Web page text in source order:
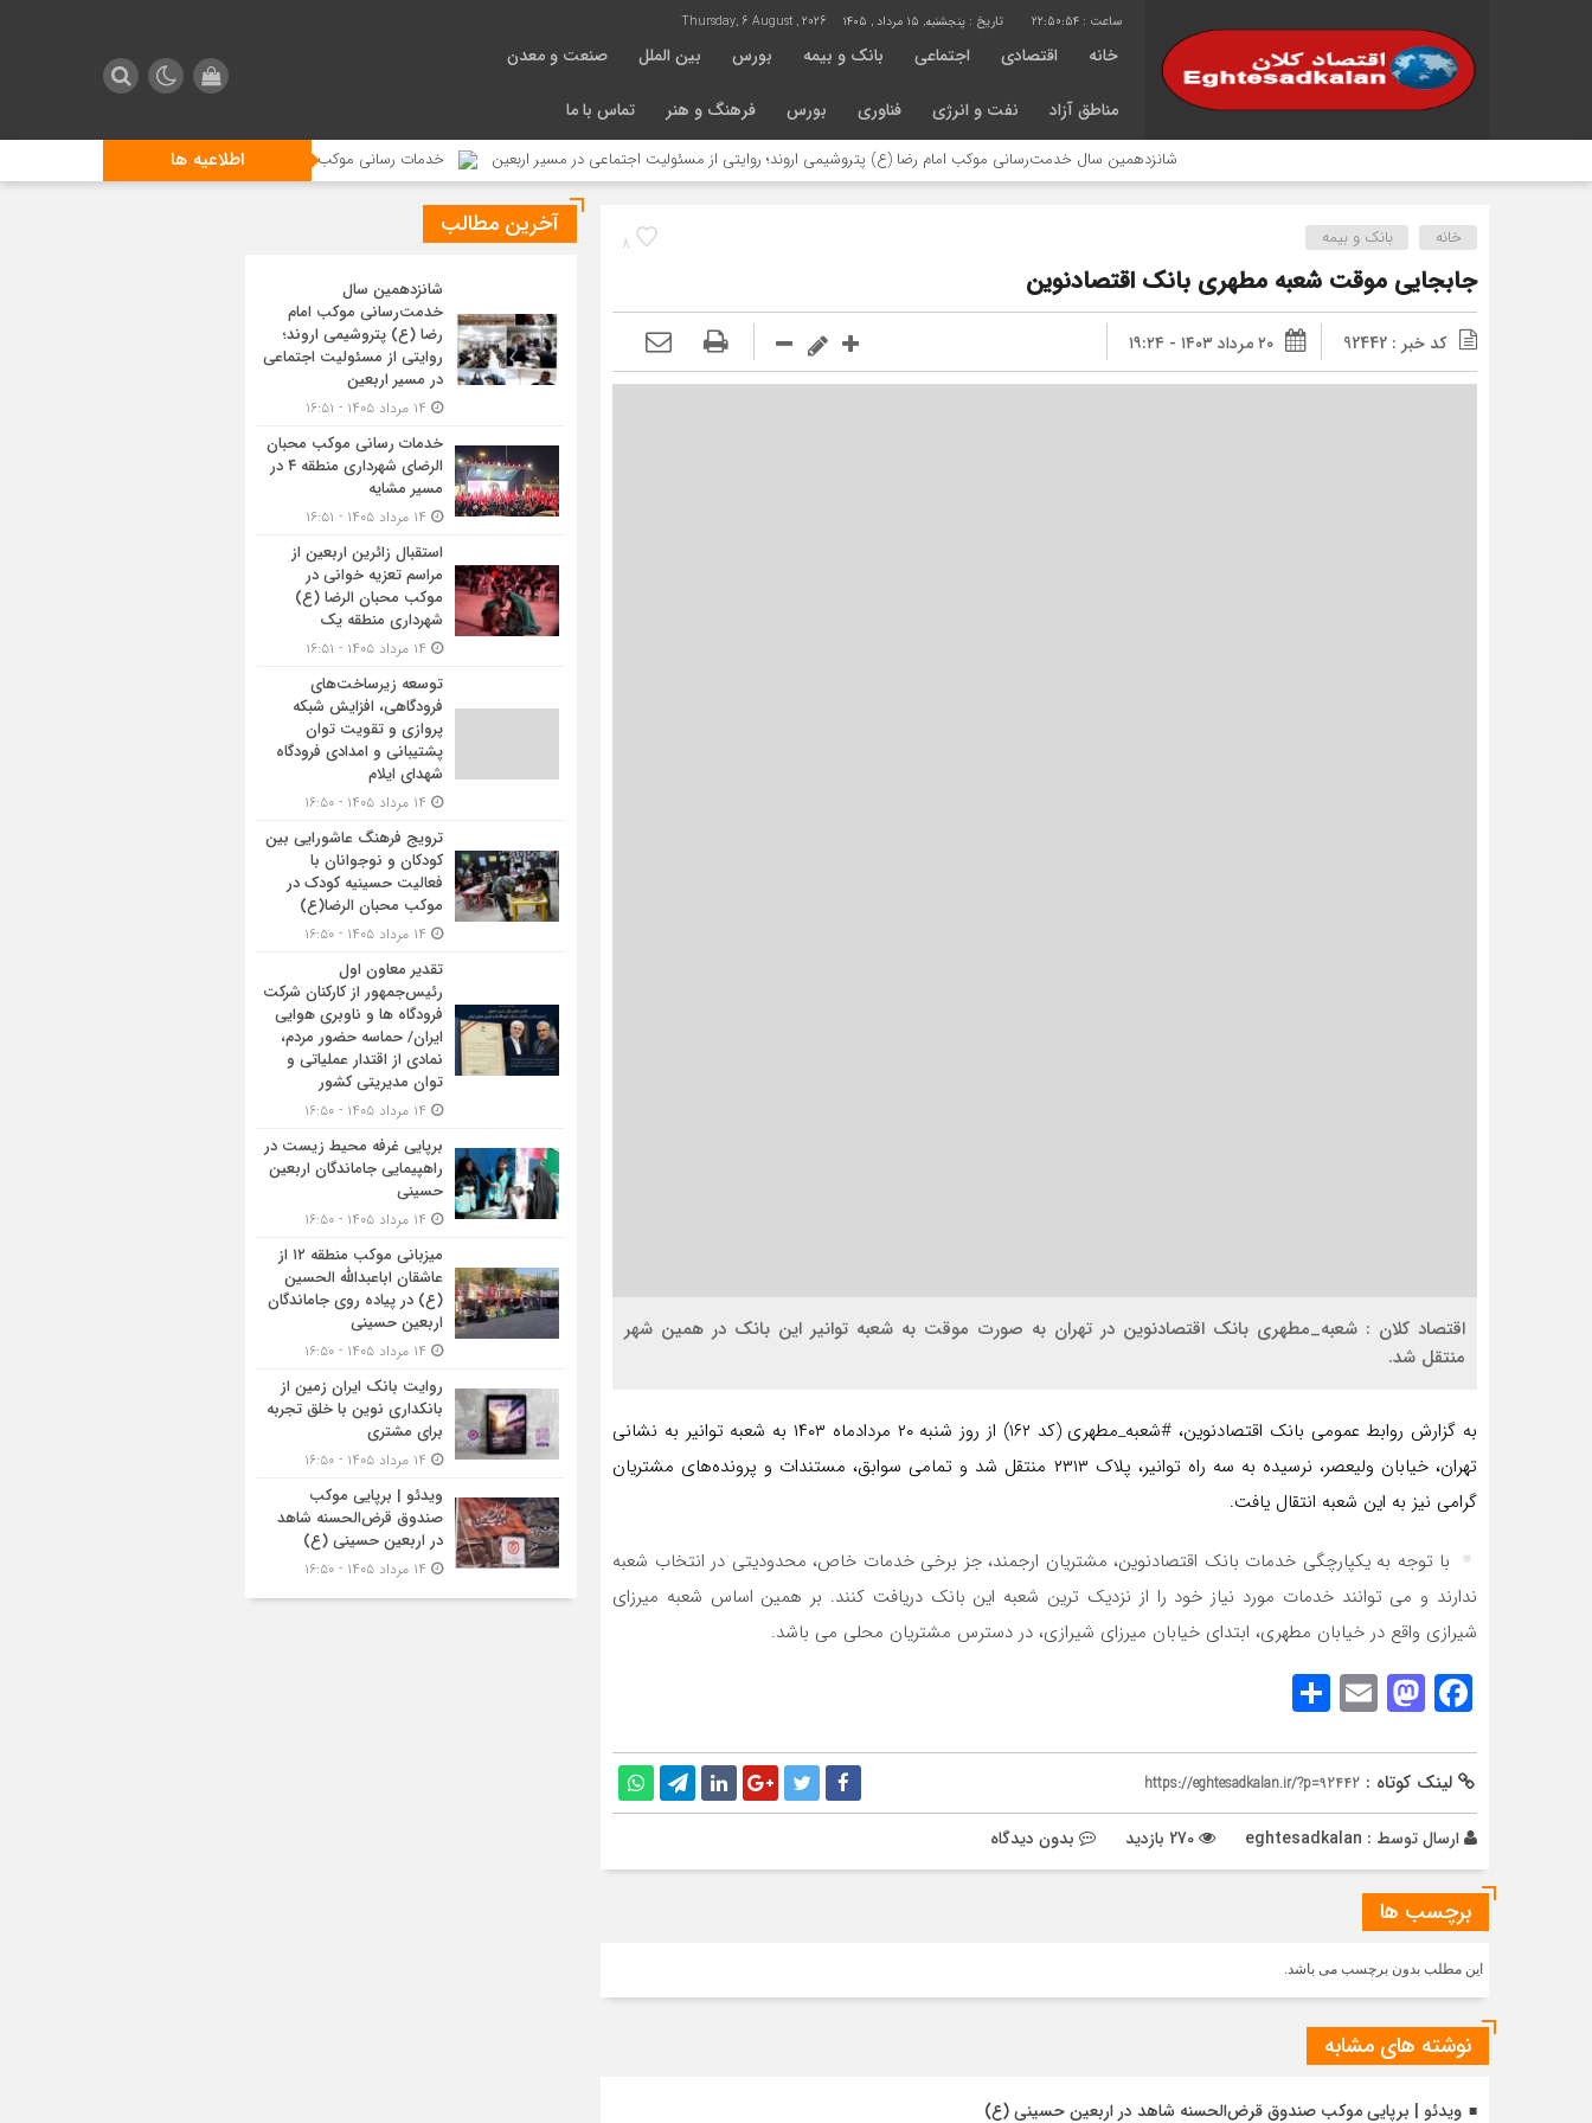
22:50:54 تاریخ : پنجشنبه, ۱۵ مرداد , ۱۴۰۵ Thursday, 6 August , 2026
خانه اقتصادی اجتماعی بانک و بیمه بورس بین الملل صنعت و معدن
مناطق آزاد نفت و انرژی فناوری بورس فرهنگ و هنر تماس با ما
اطلاعیه ها شانزدهمین سال خدمت‌رسانی موکب امام رضا (ع) پتروشیمی اروند؛ روایتی از مسئولیت اجتماعی در مسیر اربعین خدمات رسانی موکب محبان الرضای شهرداری منطقه ۴ در مسیر مشایه
8 خانه بانک و بیمه
جابجایی موقت شعبه مطهری بانک اقتصادنوین
کد خبر : 92442 ۲۰ مرداد ۱۴۰۳ - ۱۹:۲۴
اقتصاد کلان : شعبه_مطهری بانک اقتصادنوین در تهران به صورت موقت به شعبه توانیر این بانک در همین شهر
منتقل شد.
به گزارش روابط عمومی بانک اقتصادنوین، #شعبه_مطهری (کد ۱۶۲) از روز شنبه ۲۰ مردادماه ۱۴۰۳ به شعبه توانیر به نشانی
تهران، خيابان وليعصر، نرسيده به سه راه توانير، پلاك ۲۳۱۳ منتقل شد و تمامی سوابق، مستندات و پرونده‌های مشتریان
گرامی نیز به این شعبه انتقال یافت.
با توجه به یکپارچگی خدمات بانک اقتصادنوین، مشتریان ارجمند، جز برخی خدمات خاص، محدودیتی در انتخاب شعبه
ندارند و می توانند خدمات مورد نیاز خود را از نزدیک ترین شعبه این بانک دریافت کنند. بر همین اساس شعبه میرزای
شیرازی واقع در خیابان مطهری، ابتدای خیابان میرزای شیرازی، در دسترس مشتریان محلی می باشد.
Facebook
Mastodon
Email
لینک کوتاه : https://eghtesadkalan.ir/?p=92442
ارسال توسط : eghtesadkalan بدون دیدگاه
برچسب ها
این مطلب بدون برچسب می باشد.
نوشته های مشابه
ویدئو | برپایی موکب صندوق قرض‌الحسنه شاهد در اربعین حسینی (ع)
آخرین مطالب
شانزدهمین سال
خدمت‌رسانی موکب امام
رضا (ع) پتروشیمی اروند؛
روایتی از مسئولیت اجتماعی
در مسیر اربعین
خدمات رسانی موکب محبان
الرضای شهرداری منطقه ۴ در
مسیر مشایه
استقبال زائرین اربعین از
مراسم تعزیه خوانی در
موکب محبان الرضا (ع)
شهرداری منطقه یک
توسعه زیرساخت‌های
فرودگاهی، افزایش شبکه
پروازی و تقویت توان
پشتیبانی و امدادی فرودگاه
شهدای ایلام
ترویج فرهنگ عاشورایی بین
کودکان و نوجوانان با
فعالیت حسینیه کودک در
موکب محبان الرضا(ع)
تقدیر معاون اول
رئیس‌جمهور از کارکنان شرکت
فرودگاه ها و ناوبری هوایی
ایران/ حماسه حضور مردم،
نمادی از اقتدار عملیاتی و
توان مدیریتی کشور
برپایی غرفه محیط زیست در
راهپیمایی جاماندگان اربعین
حسینی
میزبانی موکب منطقه ۱۲ از
عاشقان اباعبدالله الحسین
(ع) در پیاده روی جاماندگان
اربعین حسینی
روایت بانک ایران زمین از
بانکداری نوین با خلق تجربه
برای مشتری
ویدئو | برپایی موکب
صندوق قرض‌الحسنه شاهد
در اربعین حسینی (ع)